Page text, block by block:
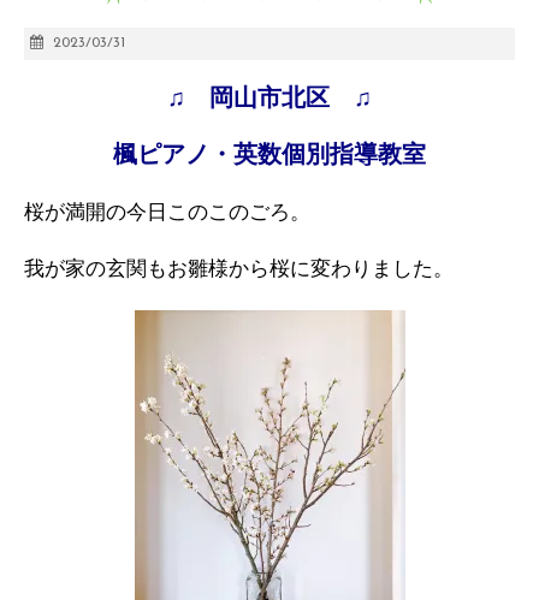
2023/03/31
♫ 岡山市北区 ♫
楓ピアノ・英数個別指導教室
桜が満開の今日このこのごろ。
我が家の玄関もお雛様から桜に変わりました。